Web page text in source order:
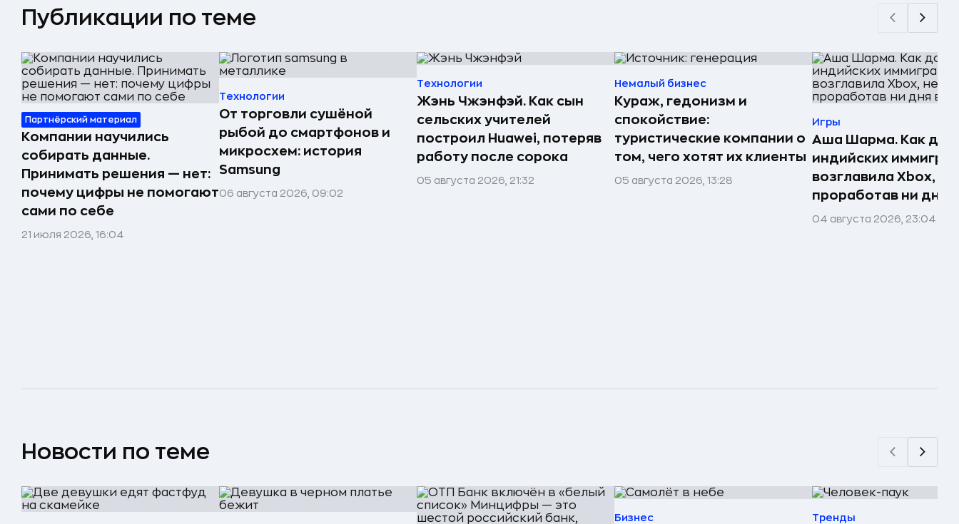
Публикации по теме
Партнёрский материал
Компании научились
собирать данные.
Принимать решения — нет:
почему цифры не помогают
сами по себе
21 июля 2026, 16:04
Технологии
От торговли сушёной
рыбой до смартфонов и
микросхем: история
Samsung
06 августа 2026, 09:02
Технологии
Жэнь Чжэнфэй. Как сын
сельских учителей
построил Huawei, потеряв
работу после сорока
05 августа 2026, 21:32
Немалый бизнес
Кураж, гедонизм и
спокойствие:
туристические компании о
том, чего хотят их клиенты
05 августа 2026, 13:28
Игры
Аша Шарма. Как
индийских
возглавила Xbox, не
проработав ни дня
04 августа 2026, 23:04
Новости по теме
Бизнес Тренды